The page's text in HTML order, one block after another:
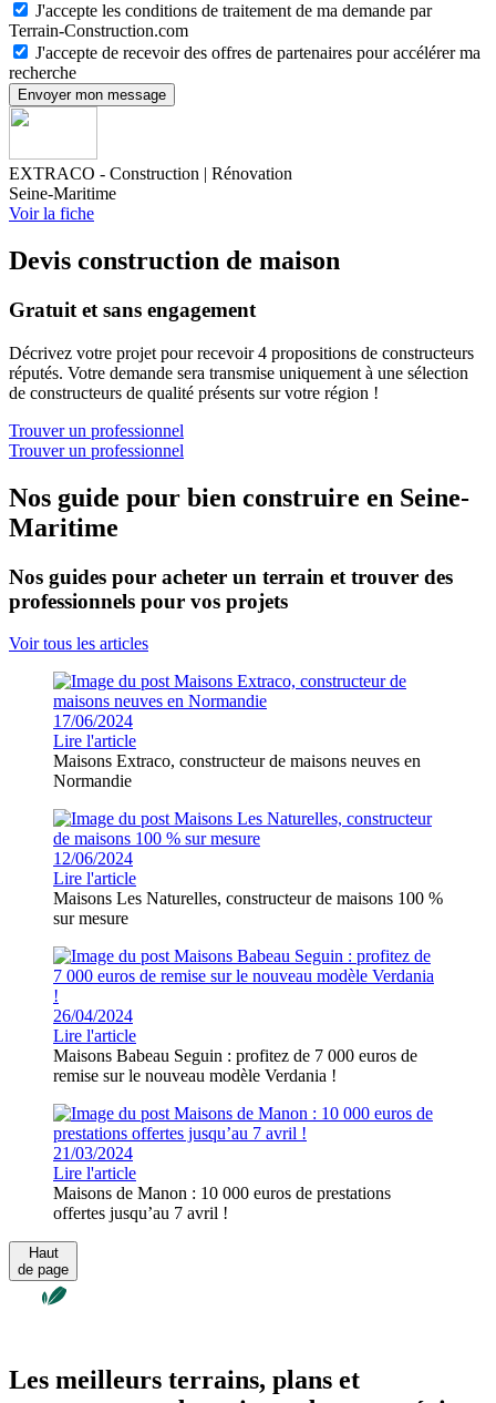
J'accepte les conditions de traitement de ma demande par
Terrain-Construction.com
J'accepte de recevoir des offres de partenaires pour accélérer ma
recherche
Envoyer mon message
EXTRACO - Construction | Rénovation
Seine-Maritime
Voir la fiche
Devis construction de maison
Gratuit et sans engagement
Décrivez votre projet pour recevoir 4 propositions de constructeurs
réputés. Votre demande sera transmise uniquement à une sélection
de constructeurs de qualité présents sur votre région !
Trouver un professionnel
Trouver un professionnel
Nos guide pour bien construire en Seine-
Maritime
Nos guides pour acheter un terrain et trouver des
professionnels pour vos projets
Voir tous les articles
17/06/2024
Lire l'article
Maisons Extraco, constructeur de maisons neuves en
Normandie
12/06/2024
Lire l'article
Maisons Les Naturelles, constructeur de maisons 100 %
sur mesure
26/04/2024
Lire l'article
Maisons Babeau Seguin : profitez de 7 000 euros de
remise sur le nouveau modèle Verdania !
21/03/2024
Lire l'article
Maisons de Manon : 10 000 euros de prestations
offertes jusqu’au 7 avril !
Haut
de page
Les meilleurs terrains, plans et